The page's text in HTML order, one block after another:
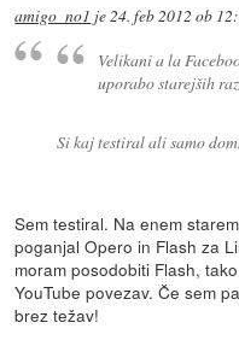
amigo_no1 je24. feb 2012 ob
Velikani a la
uporabo starejših
Si kaj testiral ali samo
Sem testiral. Na enem
poganjal Opero in Flash za
moram posodobiti Flash,
YouTube povezav. Če sem
brez težav!